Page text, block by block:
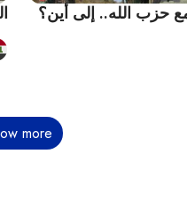
حزب الله.. إلى أين؟
more